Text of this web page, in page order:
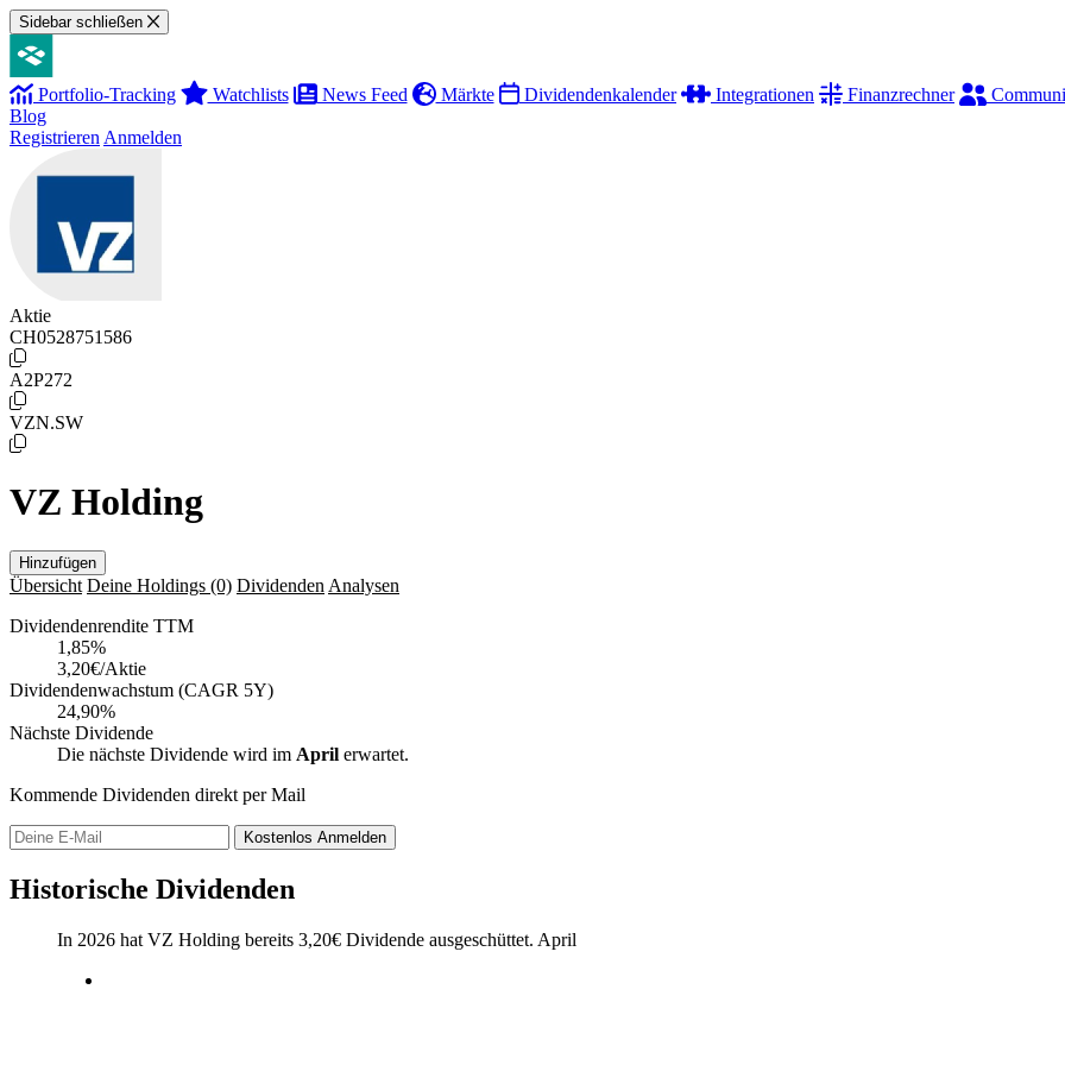
Sidebar schließen
Portfolio-Tracking Watchlists News Feed Märkte Dividendenkalender Integrationen Finanzrechner
Blog
Registrieren Anmelden
Aktie
CH0528751586
A2P272
VZN.SW
VZ Holding
Hinzufügen
Übersicht Deine Holdings (0) Dividenden Analysen
Dividendenrendite TTM
1,85%
3,20€/Aktie
Dividendenwachstum (CAGR 5Y)
24,90%
Nächste Dividende
Die nächste Dividende wird im April erwartet.
Kommende Dividenden direkt per Mail
Kostenlos Anmelden
Historische Dividenden
In 2026 hat VZ Holding bereits 3,20€ Dividende ausgeschüttet. April